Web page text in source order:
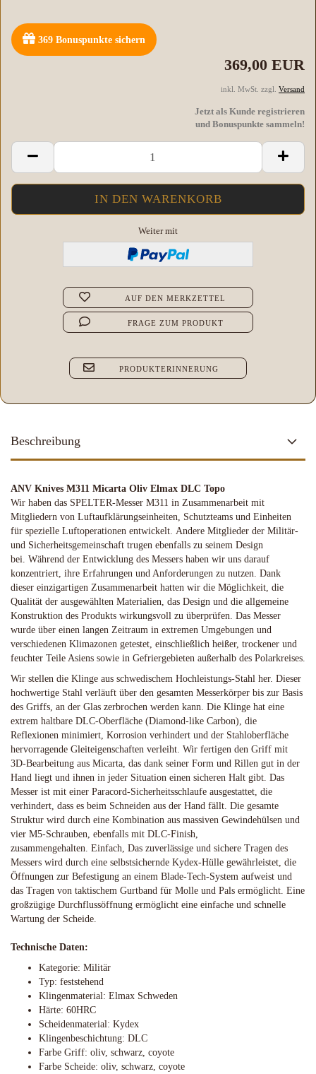
369 Bonuspunkte sichern
369,00 EUR
inkl. MwSt. zzgl. Versand
Jetzt als Kunde registrieren
und Bonuspunkte sammeln!
Weiter mit
AUF DEN MERKZETTEL
FRAGE ZUM PRODUKT
PRODUKTERINNERUNG
Beschreibung
ANV Knives M311 Micarta Oliv Elmax DLC Topo
Wir haben das SPELTER-Messer M311 in Zusammenarbeit mit
Mitgliedern von Luftaufklärungseinheiten, Schutzteams und Einheiten
für spezielle Luftoperationen entwickelt. Andere Mitglieder der Militär-
und Sicherheitsgemeinschaft trugen ebenfalls zu seinem Design
bei. Während der Entwicklung des Messers haben wir uns darauf
konzentriert, ihre Erfahrungen und Anforderungen zu nutzen. Dank
dieser einzigartigen Zusammenarbeit hatten wir die Möglichkeit, die
Qualität der ausgewählten Materialien, das Design und die allgemeine
Konstruktion des Produkts wirkungsvoll zu überprüfen. Das Messer
wurde über einen langen Zeitraum in extremen Umgebungen und
verschiedenen Klimazonen getestet, einschließlich heißer, trockener und
feuchter Teile Asiens sowie in Gefriergebieten außerhalb des Polarkreises.
Wir stellen die Klinge aus schwedischem Hochleistungs-Stahl her. Dieser
hochwertige Stahl verläuft über den gesamten Messerkörper bis zur Basis
des Griffs, an der Glas zerbrochen werden kann. Die Klinge hat eine
extrem haltbare DLC-Oberfläche (Diamond-like Carbon), die
Reflexionen minimiert, Korrosion verhindert und der Stahloberfläche
hervorragende Gleiteigenschaften verleiht. Wir fertigen den Griff mit
3D-Bearbeitung aus Micarta, das dank seiner Form und Rillen gut in der
Hand liegt und ihnen in jeder Situation einen sicheren Halt gibt. Das
Messer ist mit einer Paracord-Sicherheitsschlaufe ausgestattet, die
verhindert, dass es beim Schneiden aus der Hand fällt. Die gesamte
Struktur wird durch eine Kombination aus massiven Gewindehülsen und
vier M5-Schrauben, ebenfalls mit DLC-Finish,
zusammengehalten. Einfach, Das zuverlässige und sichere Tragen des
Messers wird durch eine selbstsichernde Kydex-Hülle gewährleistet, die
Öffnungen zur Befestigung an einem Blade-Tech-System aufweist und
das Tragen von taktischem Gurtband für Molle und Pals ermöglicht. Eine
großzügige Durchflussöffnung ermöglicht eine einfache und schnelle
Wartung der Scheide.
Technische Daten:
Kategorie: Militär
Typ: feststehend
Klingenmaterial: Elmax Schweden
Härte: 60HRC
Scheidenmaterial: Kydex
Klingenbeschichtung: DLC
Farbe Griff: oliv, schwarz, coyote
Farbe Scheide: oliv, schwarz, coyote